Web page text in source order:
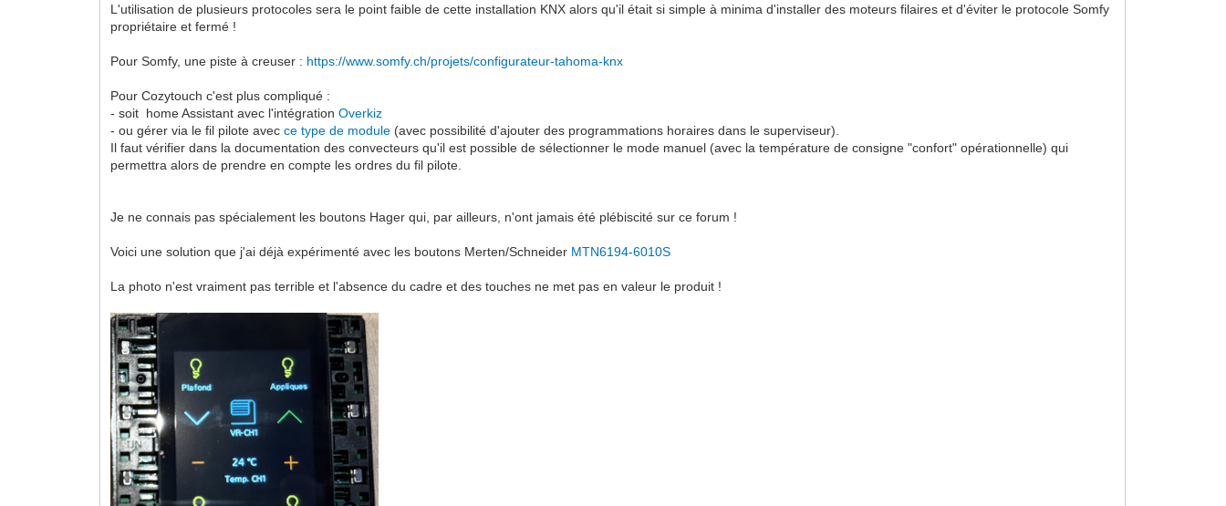
L'utilisation de plusieurs protocoles sera le point faible de cette installation KNX alors qu'il était si simple à minima d'installer des moteurs filaires et d'éviter le protocole Somfy
propriétaire et fermé !
Pour Somfy, une piste à creuser : https://www.somfy.ch/projets/configurateur-tahoma-knx
Pour Cozytouch c'est plus compliqué :
- soit home Assistant avec l'intégrationOverkiz
- ou gérer via le fil pilote avecce type de module (avec possibilité d'ajouter des programmations horaires dans le superviseur).
Il faut vérifier dans la documentation des convecteurs qu'il est possible de sélectionner le mode manuel (avec la température de consigne "confort" opérationnelle) qui
permettra alors de prendre en compte les ordres du fil pilote.
Je ne connais pas spécialement les boutons Hager qui, par ailleurs, n'ont jamais été plébiscité sur ce forum !
Voici une solution que j'ai déjà expérimenté avec les boutons Merten/Schneider MTN6194-6010S
La photo n'est vraiment pas terrible et l'absence du cadre et des touches ne met pas en valeur le produit !